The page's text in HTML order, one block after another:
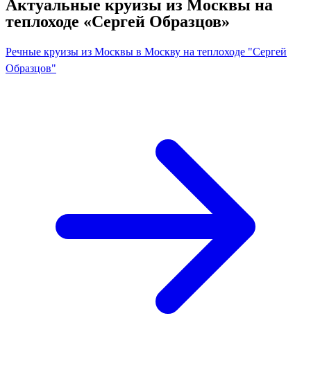
Актуальные круизы из Москвы на
теплоходе «Сергей Образцов»
Речные круизы из Москвы в Москву на теплоходе "Сергей
Образцов"